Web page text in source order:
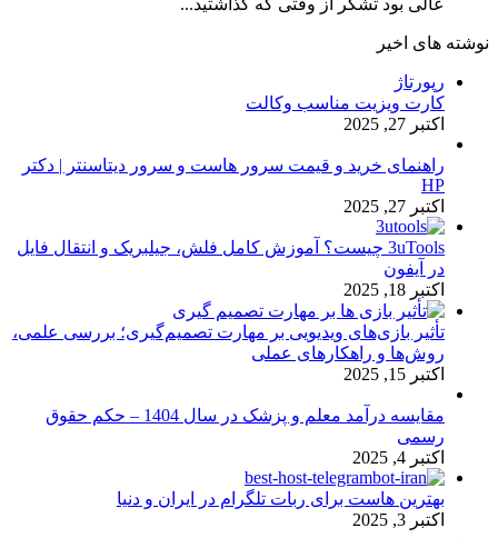
نوشته های اخیر
رپورتاژ
کارت ویزیت مناسب وکالت
اکتبر 27, 2025
راهنمای خرید و قیمت سرور هاست و سرور دیتاسنتر | دکتر
HP
اکتبر 27, 2025
3uTools چیست؟ آموزش کامل فلش، جیلبریک و انتقال فایل
در آیفون
اکتبر 18, 2025
تأثیر بازی‌های ویدیویی بر مهارت تصمیم‌گیری؛ بررسی علمی،
روش‌ها و راهکارهای عملی
اکتبر 15, 2025
مقایسه درآمد معلم و پزشک در سال 1404 – حکم حقوق
رسمی
اکتبر 4, 2025
بهترین هاست برای ربات تلگرام در ایران و دنیا
اکتبر 3, 2025